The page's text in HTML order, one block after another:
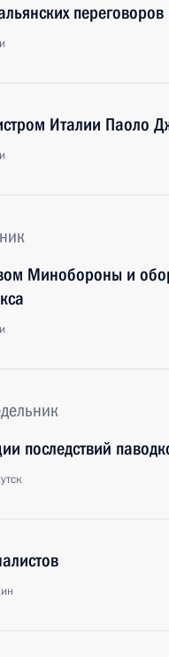
переговоров
Италии Паоло
Минобороны и
последствий